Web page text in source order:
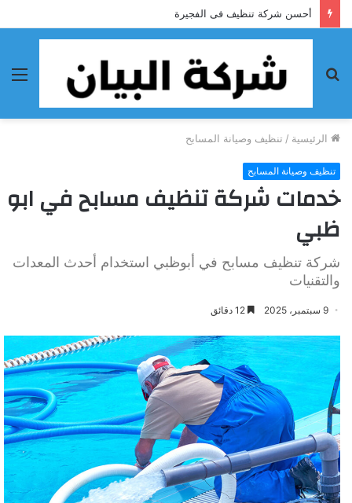
أحسن شركة تنظيف فى الفجيرة
الرئيسية / تنظيف وصيانة المسابح
تنظيف وصيانة المسابح
خدمات شركة تنظيف مسابح في ابو
ظبي
شركة تنظيف مسابح في أبوظبي استخدام أحدث المعدات
والتقنيات
9 سبتمبر، 2025